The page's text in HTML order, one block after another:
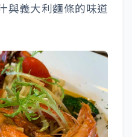
與義大利麵條的味道